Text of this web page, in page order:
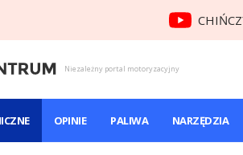
Niezależny portal motoryzacyjny
OPINIE PALIWA NARZĘDZIA